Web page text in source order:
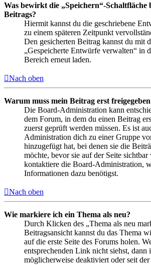
Was bewirkt die „Speichern“-Schaltfläche
Beitrags?
Hiermit kannst du die geschriebene
zu einem späteren Zeitpunkt
Den gesicherten Beitrag kannst du mit
„Gespeicherte Entwürfe verwalten“ in
Bereich erneut laden.
Nach oben
Warum muss mein Beitrag erst
Die Board-Administration kann
dem Forum, in dem du einen Beitrag
zuerst geprüft werden müssen. Es ist
Administration dich zu einer Gruppe
hinzugefügt hat, bei denen sie die
möchte, bevor sie auf der Seite
kontaktiere die Board-Administration,
Informationen dazu benötigst.
Nach oben
Wie markiere ich ein Thema als neu?
Durch Klicken des „Thema als neu
Beitragsansicht kannst du das Thema
auf die erste Seite des Forums holen.
entsprechenden Link nicht siehst, dann
möglicherweise deaktiviert oder seit